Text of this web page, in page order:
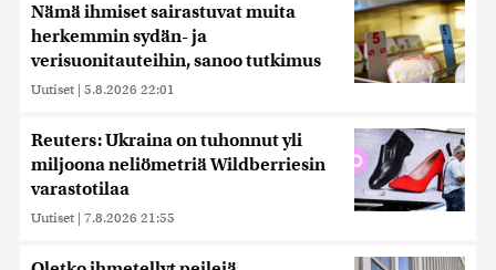
Nämä ihmiset sairastuvat muita
herkemmin sydän- ja
verisuonitauteihin, sanoo tutkimus
Uutiset | 5.8.2026 22:01
Reuters: Ukraina on tuhonnut yli
miljoona neliömetriä Wildberriesin
varastotilaa
Uutiset | 7.8.2026 21:55